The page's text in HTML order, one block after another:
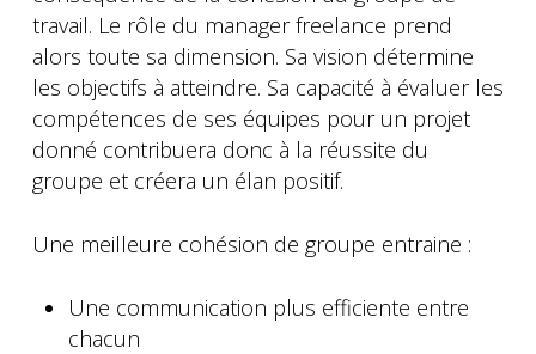
travail. Le rôle du manager freelance prend
alors toute sa dimension. Sa vision détermine
les objectifs à atteindre. Sa capacité à évaluer les
compétences de ses équipes pour un projet
donné contribuera donc à la réussite du
groupe et créera un élan positif.
Une meilleure cohésion de groupe entraine :
Une communication plus efficiente entre
chacun